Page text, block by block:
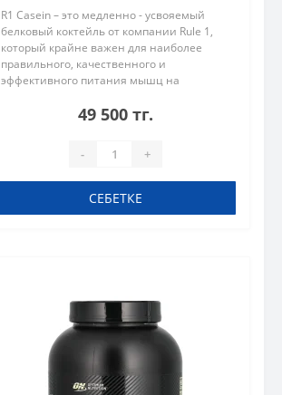
R1 Casein – это медленно - усвояемый
белковый коктейль от компании Rule 1,
который крайне важен для наиболее
правильного, качественного и
эффективного питания мышц на
сна.Мицеллярный казеин – это наиболее
49 500 тг.
- +
СЕБЕТКЕ